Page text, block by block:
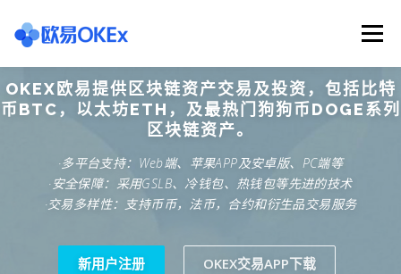
content
Menu
欧意交易所 关于欧意OKX 欧意APP下载
欧意注册网址 欧意交易下载 欧意团队
OKEX欧易提供区块链资产交易及投资，包括比特
币BTC，以太坊ETH，及最热门狗狗币DOGE系列
区块链资产。
·多平台支持：Web端、苹果APP及安卓版、PC端等
·安全保障：采用GSLB、冷钱包、热钱包等先进的技术
·交易多样性：支持币币，法币，合约和衍生品交易服务
新用户注册 OKEX交易APP下载